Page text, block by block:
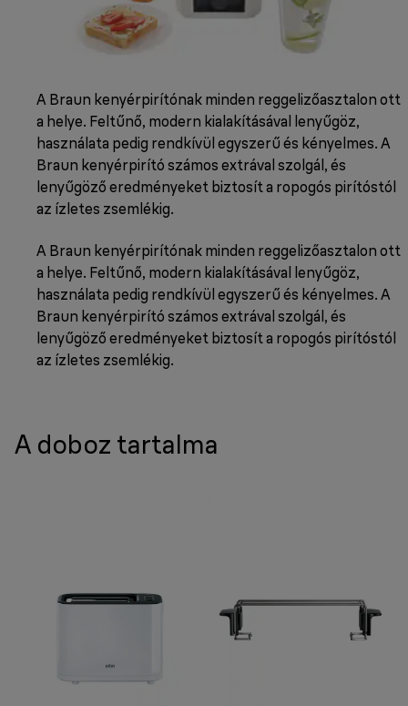
A Braun kenyérpirítónak minden reggelizőasztalon ott
a helye. Feltűnő, modern kialakításával lenyűgöz,
használata pedig rendkívül egyszerű és kényelmes. A
Braun kenyérpirító számos extrával szolgál, és
lenyűgöző eredményeket biztosít a ropogós pirítóstól
az ízletes zsemlékig.
A Braun kenyérpirítónak minden reggelizőasztalon ott
a helye. Feltűnő, modern kialakításával lenyűgöz,
használata pedig rendkívül egyszerű és kényelmes. A
Braun kenyérpirító számos extrával szolgál, és
lenyűgöző eredményeket biztosít a ropogós pirítóstól
az ízletes zsemlékig.
A doboz tartalma